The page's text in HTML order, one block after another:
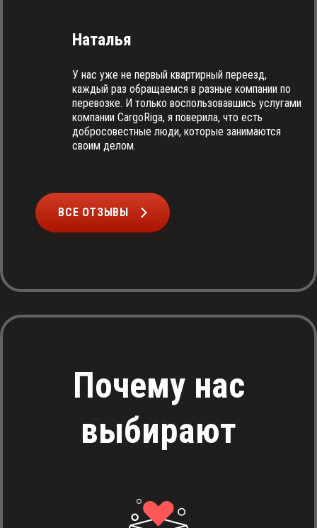
Наталья
У нас уже не первый квартирный переезд,
каждый раз обращаемся в разные компании по
перевозке. И только воспользовавшись услугами
компании CargoRiga, я поверила, что есть
добросовестные люди, которые занимаются
своим делом.
ВСЕ ОТЗЫВЫ
Почему нас
выбирают